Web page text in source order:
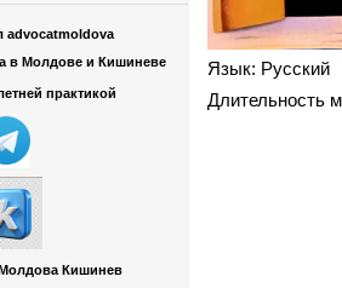
advocatmoldova
в Молдове и Кишиневе
практикой
Кишинев
Язык: Русский
Длительность